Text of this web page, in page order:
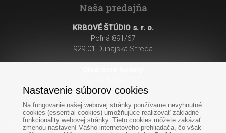
Naša predajňa
KRBOVÉ ŠTÚDIO s. r. o.
Poľná 891/67
929 01 Dunajská Streda
So: 8:00 - 12:00
Nastavenie súborov cookies
Na fungovanie našej webovej stránky používame nevyhnutné
cookies (essential cookies) umožňujúce realizovať základné
funkcionality webovej stránky. Tieto cookies môžete zakázať
zmenou nastavení Vášho internetového prehliadača, čo však